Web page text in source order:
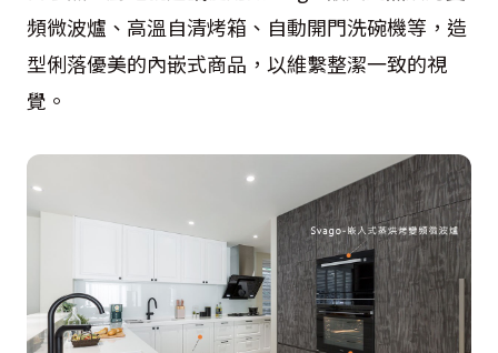
頻微波爐、高溫自清烤箱、自動開門洗碗機等，造
型俐落優美的內嵌式商品，以維繫整潔一致的視
覺。